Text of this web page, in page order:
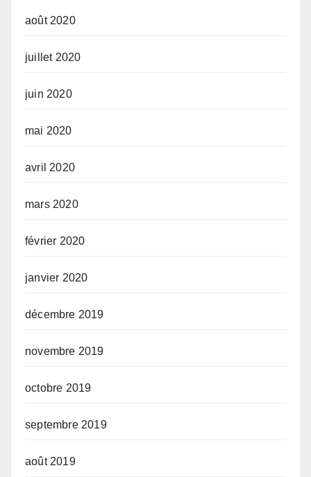
août 2020
juillet 2020
juin 2020
mai 2020
avril 2020
mars 2020
février 2020
janvier 2020
décembre 2019
novembre 2019
octobre 2019
septembre 2019
août 2019